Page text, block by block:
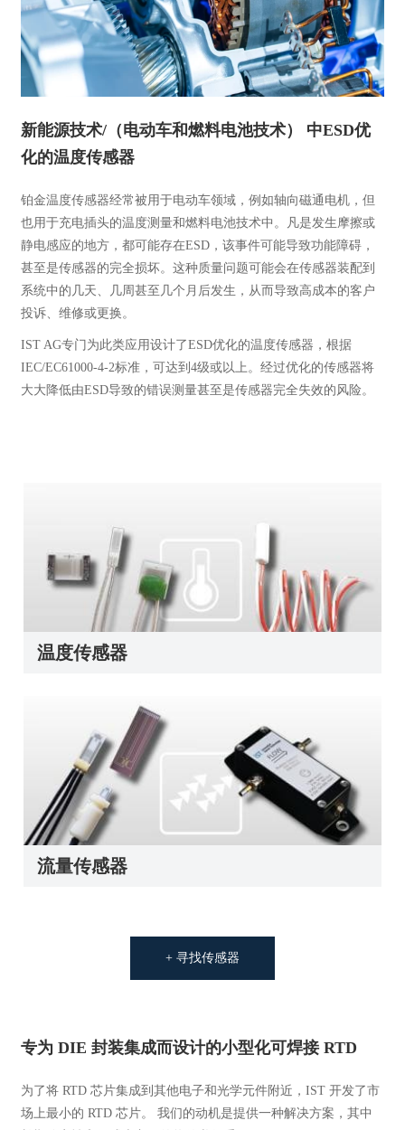
新能源技术/（电动车和燃料电池技术） 中ESD优
化的温度传感器
铂金温度传感器经常被用于电动车领域，例如轴向磁通电机，但
也用于充电插头的温度测量和燃料电池技术中。凡是发生摩擦或
静电感应的地方，都可能存在ESD，该事件可能导致功能障碍，
甚至是传感器的完全损坏。这种质量问题可能会在传感器装配到
系统中的几天、几周甚至几个月后发生，从而导致高成本的客户
投诉、维修或更换。
IST AG专门为此类应用设计了ESD优化的温度传感器，根据
IEC/EC61000-4-2标准，可达到4级或以上。经过优化的传感器将
大大降低由ESD导致的错误测量甚至是传感器完全失效的风险。
温度传感器
流量传感器
+ 寻找传感器
专为 DIE 封装集成而设计的小型化可焊接 RTD
为了将 RTD 芯片集成到其他电子和光学元件附近，IST 开发了市
场上最小的 RTD 芯片。 我们的动机是提供一种解决方案，其中